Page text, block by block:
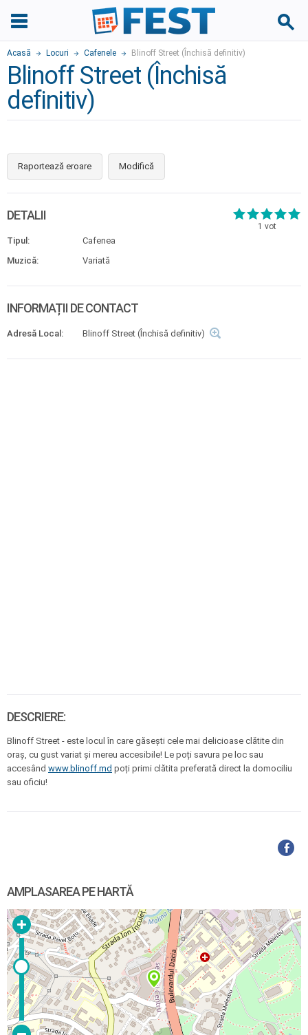
Acasă Locuri Cafenele Blinoff Street (Închisă definitiv)
Blinoff Street (Închisă
definitiv)
Raportează eroare Modifică
1 vot
DETALII
Tipul:
Cafenea
Muzică:
Variată
INFORMAȚII DE CONTACT
Adresă Local: Blinoff Street (Închisă definitiv)
DESCRIERE:
Blinoff Street - este locul în care găsești cele mai delicioase clătite din
oraș, cu gust variat și mereu accesibile! Le poți savura pe loc sau
accesând www.blinoff.md poți primi clătita preferată direct la domociliu
sau oficiu!
AMPLASAREA PE HARTĂ